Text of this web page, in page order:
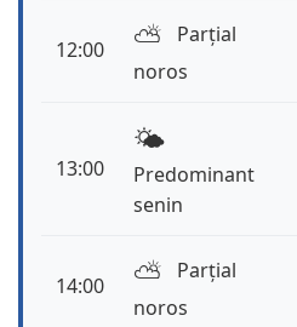
12:00 ⛅️
Parțial
noros
13:00
🌤️
Predominant
senin
14:00 ⛅️
Parțial
noros